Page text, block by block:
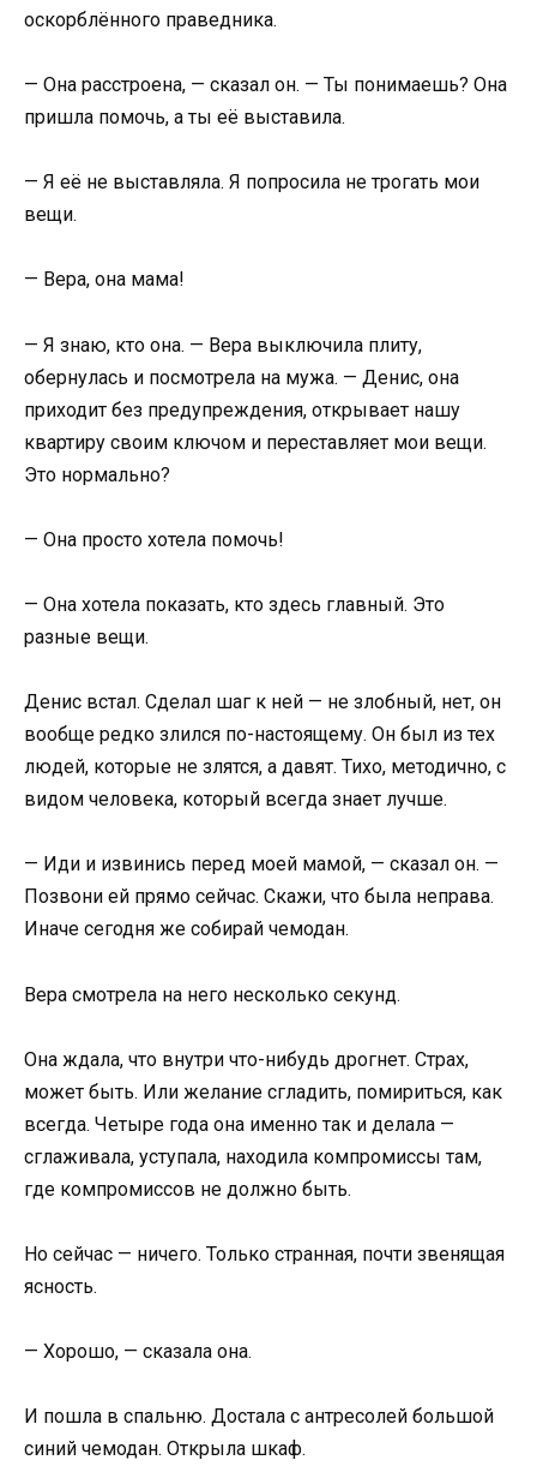
оскорблённого праведника.
— Она расстроена, — сказал он. — Ты понимаешь? Она
пришла помочь, а ты её выставила.
— Я её не выставляла. Я попросила не трогать мои
вещи.
— Вера, она мама!
— Я знаю, кто она. — Вера выключила плиту,
обернулась и посмотрела на мужа. — Денис, она
приходит без предупреждения, открывает нашу
квартиру своим ключом и переставляет мои вещи.
Это нормально?
— Она просто хотела помочь!
— Она хотела показать, кто здесь главный. Это
разные вещи.
Денис встал. Сделал шаг к ней — не злобный, нет, он
вообще редко злился по-настоящему. Он был из тех
людей, которые не злятся, а давят. Тихо, методично, с
видом человека, который всегда знает лучше.
— Иди и извинись перед моей мамой, — сказал он. —
Позвони ей прямо сейчас. Скажи, что была неправа.
Иначе сегодня же собирай чемодан.
Вера смотрела на него несколько секунд.
Она ждала, что внутри что-нибудь дрогнет. Страх,
может быть. Или желание сгладить, помириться, как
всегда. Четыре года она именно так и делала —
сглаживала, уступала, находила компромиссы там,
где компромиссов не должно быть.
Но сейчас — ничего. Только странная, почти звенящая
ясность.
— Хорошо, — сказала она.
И пошла в спальню. Достала с антресолей большой
синий чемодан. Открыла шкаф.